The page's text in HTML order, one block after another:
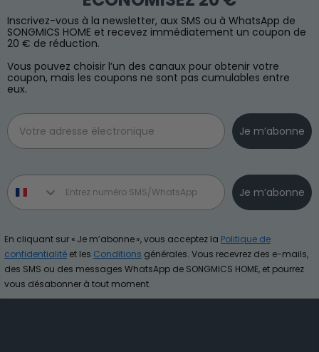
Inscrivez-vous à la newsletter, aux SMS ou à WhatsApp de
SONGMICS HOME et recevez immédiatement un coupon de
20 € de réduction.
Vous pouvez choisir l’un des canaux pour obtenir votre
coupon, mais les coupons ne sont pas cumulables entre
eux.
Email
Je m’abonne
Phone number
Je m’abonne
En cliquant sur « Je m’abonne », vous acceptez la Politique de
confidentialité et les Conditions générales. Vous recevrez des e-mails,
des SMS ou des messages WhatsApp de SONGMICS HOME, et pourrez
vous désabonner à tout moment.